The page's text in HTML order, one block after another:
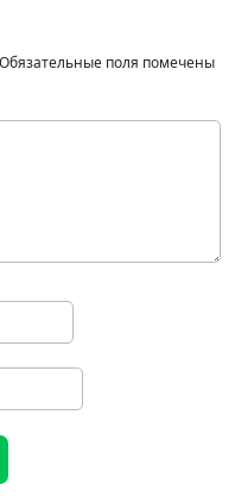
Обязательные поля помечены